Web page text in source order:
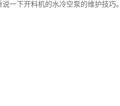
一下开料机的水冷空泵的维护技巧。